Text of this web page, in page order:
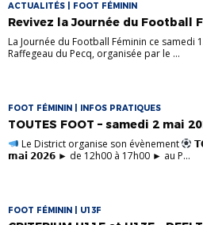
ACTUALITÉS | FOOT FÉMININ
Revivez la Journée du Football
La Journée du Football Féminin ce samedi
Raffegeau du Pecq, organisée par le ...
FOOT FÉMININ | INFOS PRATIQUES
TOUTES FOOT – samedi 2 mai
Le District organise son évènement
𝗺𝗮𝗶 𝟮𝟬𝟮𝟲 ► de 12h00 à 17h00 ► au P...
FOOT FÉMININ | U13F